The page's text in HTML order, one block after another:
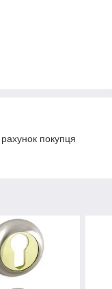
покупця